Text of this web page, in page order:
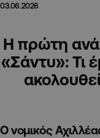
03.06.2026
Η πρώτη
«Σάντυ»: Τι
O νομικός